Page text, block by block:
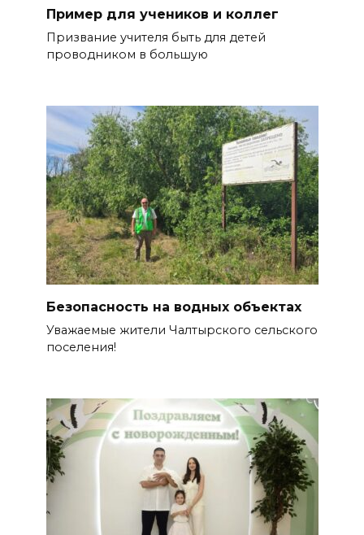
Пример для учеников и коллег
Призвание учителя быть для де­тей
проводником в большую
Безопасность на водных объектах
Уважаемые жители Чалтырского сельского
поселения!